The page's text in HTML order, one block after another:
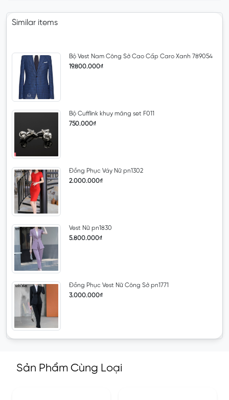
Similar items
Bộ Vest Nam Công Sở Cao Cấp Caro Xanh 789054
19.800.000₫
Bộ Cufflink khuy măng set F011
750.000₫
Đồng Phục Váy Nữ pn1302
2.000.000₫
Vest Nữ pn1830
5.800.000₫
Đồng Phục Vest Nữ Công Sở pn1771
3.000.000₫
Sản Phẩm Cùng Loại